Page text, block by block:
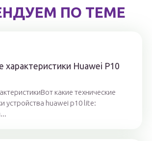
ПО ТЕМЕ
характеристики Huawei P10
какие технические
устройства huawei p10 lite: